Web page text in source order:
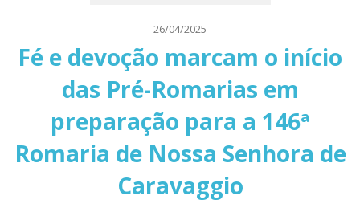
26/04/2025
Fé e devoção marcam o início
das Pré-Romarias em
preparação para a 146ª
Romaria de Nossa Senhora de
Caravaggio